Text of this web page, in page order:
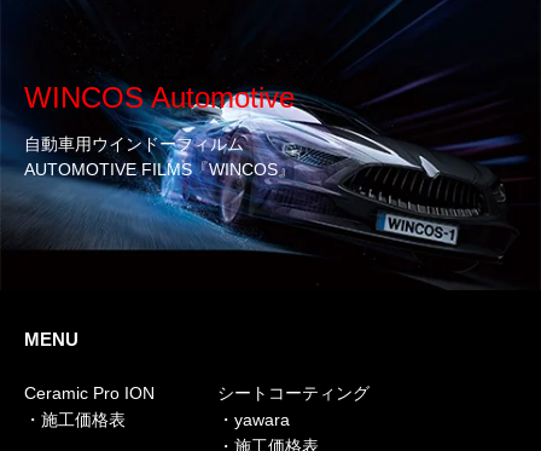
WINCOS Automotive
自動車用ウインドーフィルム
AUTOMOTIVE FILMS『WINCOS』
MENU
Ceramic Pro ION
・施工価格表
シートコーティング
・yawara
・施工価格表